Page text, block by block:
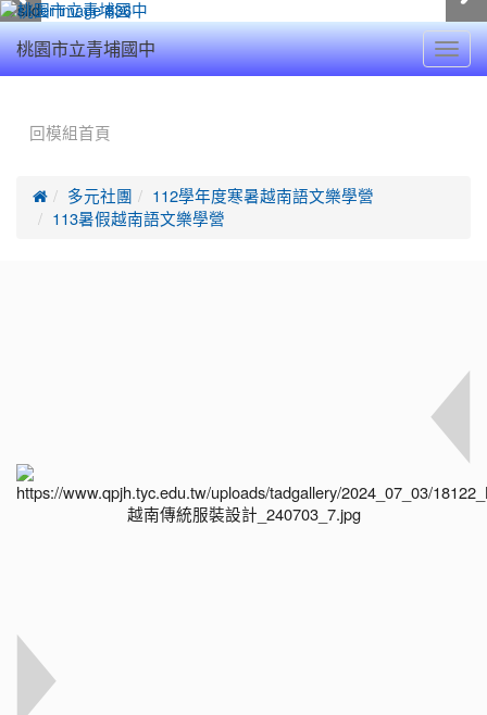
桃園市立青埔國中
回模組首頁
 多元社團
112學年度寒暑越南語文樂學營
113暑假越南語文樂學營